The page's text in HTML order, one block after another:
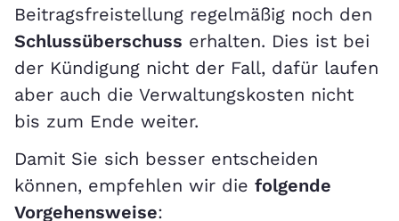
Beitragsfreistellung regelmäßig noch den
Schlussüberschuss erhalten. Dies ist bei
der Kündigung nicht der Fall, dafür laufen
aber auch die Verwaltungskosten nicht
bis zum Ende weiter.
Damit Sie sich besser entscheiden
können, empfehlen wir die folgende
Vorgehensweise: